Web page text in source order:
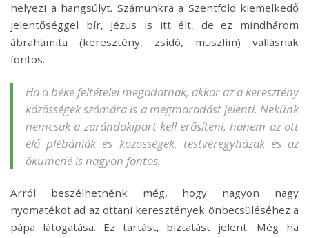
helyezi a hangsúlyt. Számunkra a Szentföld kiemelkedő
jelentőséggel bír, Jézus is itt élt, de ez mindhárom
ábrahámita (keresztény, zsidó, muszlim) vallásnak
fontos.
Ha a béke feltételei megadatnak, akkor az a keresztény
közösségek számára is a megmaradást jelenti. Nekünk
nemcsak a zarándokipart kell erősíteni, hanem az ott
élő plébániák és közösségek, testvéregyházak és az
ökumené is nagyon fontos.
Arról beszélhetnénk még, hogy nagyon nagy
nyomatékot ad az ottani keresztények önbecsüléséhez a
pápa látogatása. Ez tartást, biztatást jelent. Még ha